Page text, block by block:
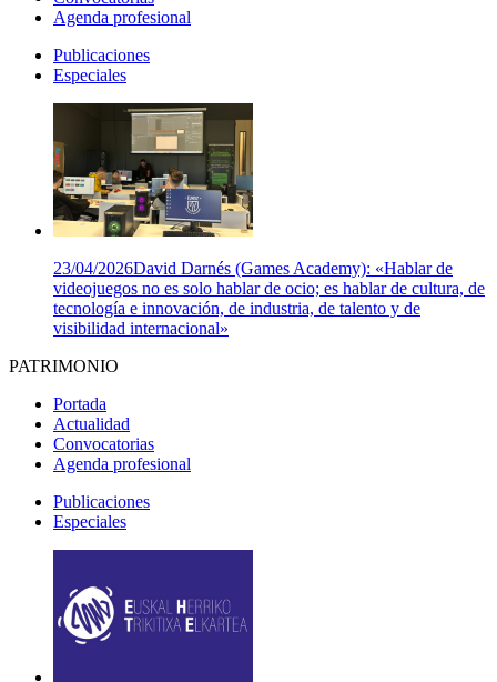
Agenda profesional
Publicaciones
Especiales
23/04/2026David Darnés (Games Academy): «Hablar de
videojuegos no es solo hablar de ocio; es hablar de cultura, de
tecnología e innovación, de industria, de talento y de
visibilidad internacional»
PATRIMONIO
Portada
Actualidad
Convocatorias
Agenda profesional
Publicaciones
Especiales